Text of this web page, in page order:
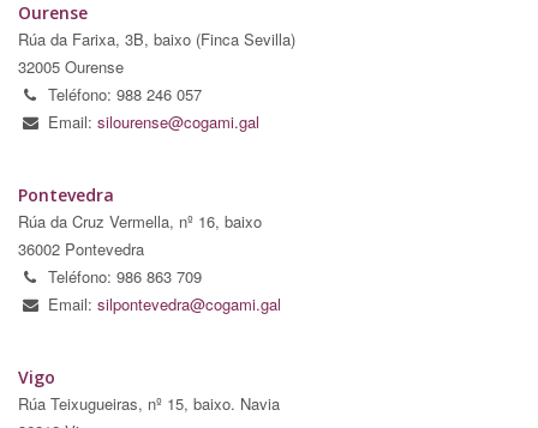
Ourense
Rúa da Farixa, 3B, baixo (Finca Sevilla)
32005 Ourense
Teléfono: 988 246 057
Email: silourense@cogami.gal
Pontevedra
Rúa da Cruz Vermella, nº 16, baixo
36002 Pontevedra
Teléfono: 986 863 709
Email: silpontevedra@cogami.gal
Vigo
Rúa Teixugueiras, nº 15, baixo. Navia